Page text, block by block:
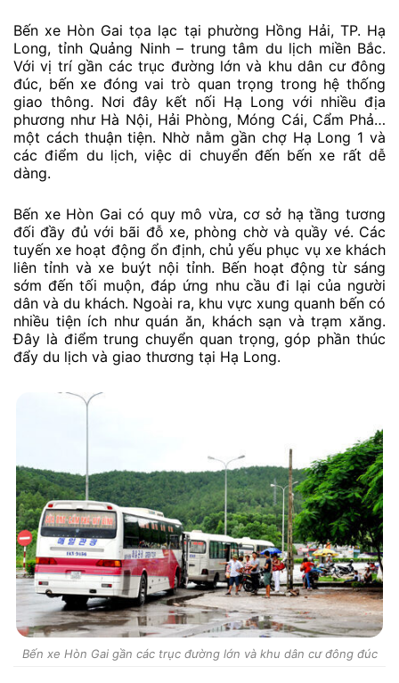
Bến xe Hòn Gai tọa lạc tại phường Hồng Hải, TP. Hạ
Long, tỉnh Quảng Ninh – trung tâm du lịch miền Bắc.
Với vị trí gần các trục đường lớn và khu dân cư đông
đúc, bến xe đóng vai trò quan trọng trong hệ thống
giao thông. Nơi đây kết nối Hạ Long với nhiều địa
phương như Hà Nội, Hải Phòng, Móng Cái, Cẩm Phả…
một cách thuận tiện. Nhờ nằm gần chợ Hạ Long 1 và
các điểm du lịch, việc di chuyển đến bến xe rất dễ
dàng.
Bến xe Hòn Gai có quy mô vừa, cơ sở hạ tầng tương
đối đầy đủ với bãi đỗ xe, phòng chờ và quầy vé. Các
tuyến xe hoạt động ổn định, chủ yếu phục vụ xe khách
liên tỉnh và xe buýt nội tỉnh. Bến hoạt động từ sáng
sớm đến tối muộn, đáp ứng nhu cầu đi lại của người
dân và du khách. Ngoài ra, khu vực xung quanh bến có
nhiều tiện ích như quán ăn, khách sạn và trạm xăng.
Đây là điểm trung chuyển quan trọng, góp phần thúc
đẩy du lịch và giao thương tại Hạ Long.
Bến xe Hòn Gai gần các trục đường lớn và khu dân cư đông đúc